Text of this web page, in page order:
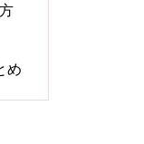
め